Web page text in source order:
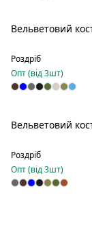
Вельветовий
Роздріб
Опт (від3шт)
Вельветовий
Роздріб
Опт (від3шт)